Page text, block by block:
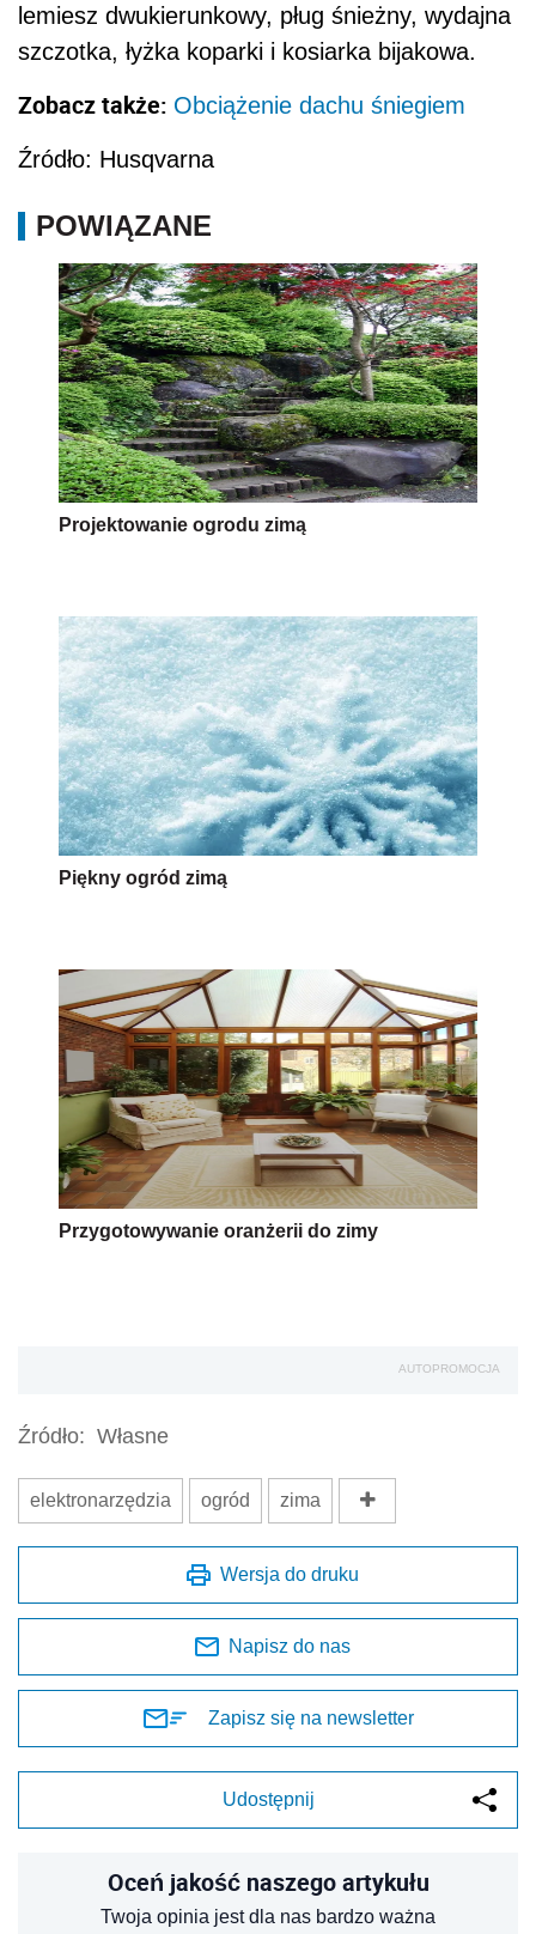
lemiesz dwukierunkowy, pług śnieżny, wydajna
szczotka, łyżka koparki i kosiarka bijakowa.
Zobacz także: Obciążenie dachu śniegiem
Źródło: Husqvarna
POWIĄZANE
Projektowanie ogrodu zimą
Piękny ogród zimą
Przygotowywanie oranżerii do zimy
AUTOPROMOCJA
Źródło: Własne
elektronarzędzia ogród zima
Wersja do druku
Napisz do nas
Zapisz się na newsletter
Udostępnij
Oceń jakość naszego artykułu
Twoja opinia jest dla nas bardzo ważna